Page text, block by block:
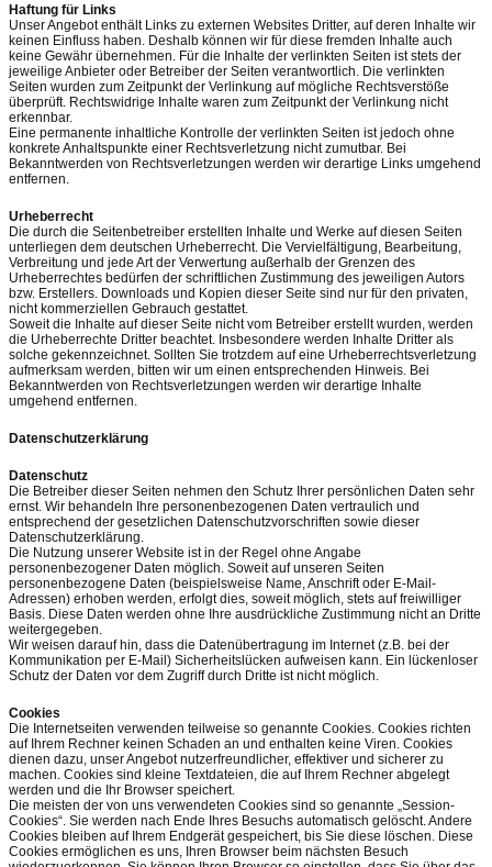
Haftung für Links
Unser Angebot enthält Links zu externen Websites Dritter, auf deren Inhalte wir
keinen Einfluss haben. Deshalb können wir für diese fremden Inhalte auch
keine Gewähr übernehmen. Für die Inhalte der verlinkten Seiten ist stets der
jeweilige Anbieter oder Betreiber der Seiten verantwortlich. Die verlinkten
Seiten wurden zum Zeitpunkt der Verlinkung auf mögliche Rechtsverstöße
überprüft. Rechtswidrige Inhalte waren zum Zeitpunkt der Verlinkung nicht
erkennbar.
Eine permanente inhaltliche Kontrolle der verlinkten Seiten ist jedoch ohne
konkrete Anhaltspunkte einer Rechtsverletzung nicht zumutbar. Bei
Bekanntwerden von Rechtsverletzungen werden wir derartige Links umgehend
entfernen.
Urheberrecht
Die durch die Seitenbetreiber erstellten Inhalte und Werke auf diesen Seiten
unterliegen dem deutschen Urheberrecht. Die Vervielfältigung, Bearbeitung,
Verbreitung und jede Art der Verwertung außerhalb der Grenzen des
Urheberrechtes bedürfen der schriftlichen Zustimmung des jeweiligen Autors
bzw. Erstellers. Downloads und Kopien dieser Seite sind nur für den privaten,
nicht kommerziellen Gebrauch gestattet.
Soweit die Inhalte auf dieser Seite nicht vom Betreiber erstellt wurden, werden
die Urheberrechte Dritter beachtet. Insbesondere werden Inhalte Dritter als
solche gekennzeichnet. Sollten Sie trotzdem auf eine Urheberrechtsverletzung
aufmerksam werden, bitten wir um einen entsprechenden Hinweis. Bei
Bekanntwerden von Rechtsverletzungen werden wir derartige Inhalte
umgehend entfernen.
Datenschutzerklärung
Datenschutz
Die Betreiber dieser Seiten nehmen den Schutz Ihrer persönlichen Daten sehr
ernst. Wir behandeln Ihre personenbezogenen Daten vertraulich und
entsprechend der gesetzlichen Datenschutzvorschriften sowie dieser
Datenschutzerklärung.
Die Nutzung unserer Website ist in der Regel ohne Angabe
personenbezogener Daten möglich. Soweit auf unseren Seiten
personenbezogene Daten (beispielsweise Name, Anschrift oder E-Mail-
Adressen) erhoben werden, erfolgt dies, soweit möglich, stets auf freiwilliger
Basis. Diese Daten werden ohne Ihre ausdrückliche Zustimmung nicht an Dritte
weitergegeben.
Wir weisen darauf hin, dass die Datenübertragung im Internet (z.B. bei der
Kommunikation per E-Mail) Sicherheitslücken aufweisen kann. Ein lückenloser
Schutz der Daten vor dem Zugriff durch Dritte ist nicht möglich.
Cookies
Die Internetseiten verwenden teilweise so genannte Cookies. Cookies richten
auf Ihrem Rechner keinen Schaden an und enthalten keine Viren. Cookies
dienen dazu, unser Angebot nutzerfreundlicher, effektiver und sicherer zu
machen. Cookies sind kleine Textdateien, die auf Ihrem Rechner abgelegt
werden und die Ihr Browser speichert.
Die meisten der von uns verwendeten Cookies sind so genannte „Session-
Cookies“. Sie werden nach Ende Ihres Besuchs automatisch gelöscht. Andere
Cookies bleiben auf Ihrem Endgerät gespeichert, bis Sie diese löschen. Diese
Cookies ermöglichen es uns, Ihren Browser beim nächsten Besuch